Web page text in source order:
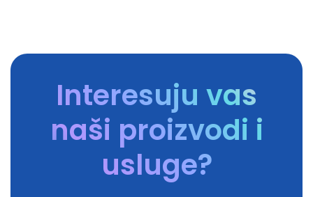
Interesuju vas
naši proizvodi i
usluge?